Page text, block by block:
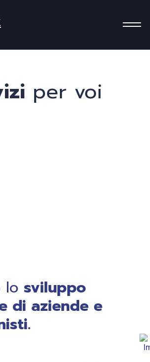
per voi
lo sviluppo
di aziende e